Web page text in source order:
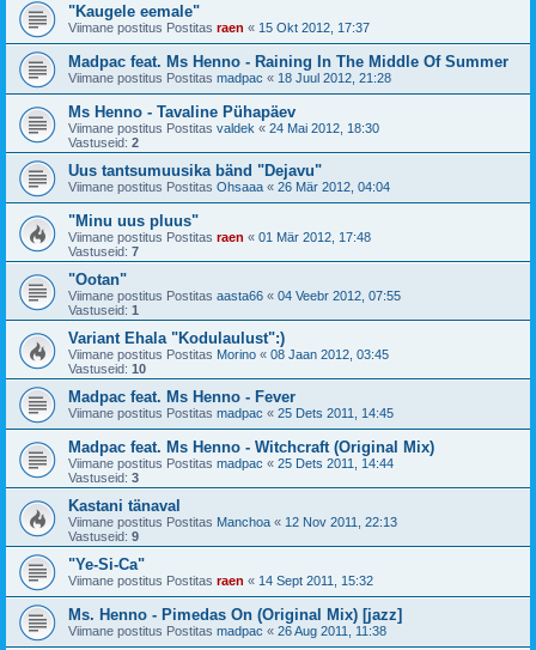
"Kaugele eemale"
Viimane postitus Postitas raen « 15 Okt 2012, 17:37
Madpac feat. Ms Henno - Raining In The Middle Of Summer
Viimane postitus Postitas madpac « 18 Juul 2012, 21:28
Ms Henno - Tavaline Pühapäev
Viimane postitus Postitas valdek « 24 Mai 2012, 18:30
Vastuseid: 2
Uus tantsumuusika bänd "Dejavu"
Viimane postitus Postitas Ohsaaa « 26 Mär 2012, 04:04
"Minu uus pluus"
Viimane postitus Postitas raen « 01 Mär 2012, 17:48
Vastuseid: 7
"Ootan"
Viimane postitus Postitas aasta66 « 04 Veebr 2012, 07:55
Vastuseid: 1
Variant Ehala "Kodulaulust":)
Viimane postitus Postitas Morino « 08 Jaan 2012, 03:45
Vastuseid: 10
Madpac feat. Ms Henno - Fever
Viimane postitus Postitas madpac « 25 Dets 2011, 14:45
Madpac feat. Ms Henno - Witchcraft (Original Mix)
Viimane postitus Postitas madpac « 25 Dets 2011, 14:44
Vastuseid: 3
Kastani tänaval
Viimane postitus Postitas Manchoa « 12 Nov 2011, 22:13
Vastuseid: 9
"Ye-Si-Ca"
Viimane postitus Postitas raen « 14 Sept 2011, 15:32
Ms. Henno - Pimedas On (Original Mix) [jazz]
Viimane postitus Postitas madpac « 26 Aug 2011, 11:38